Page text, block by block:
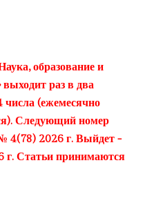
образование и
выходит раз в два
числа (ежемесячно
Следующий номер
4(78) 2026 г. Выйдет -
г. Статьи принимаются